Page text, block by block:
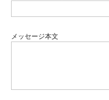
メッセージ本文